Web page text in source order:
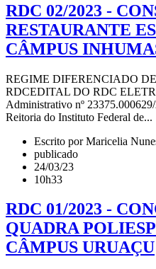
RDC 02/2023 -
RESTAURANTE
CÂMPUS
REGIME DIFERENCIADO
RDCEDITAL DO RDC
Administrativo nº
Reitoria do Instituto Federal de...
Escrito por Maricelia
publicado
24/03/23
10h33
RDC 01/2023 -
QUADRA
CÂMPUS URUAÇU